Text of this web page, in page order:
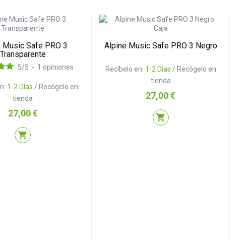
Music Safe PRO 3
Transparente
1-2 Días / Recógelo en
tienda
5/5 - 1 opiniones
Precio
27,00 €
shopping_cart
Alpine Music Safe PRO 3 Negro
Recíbelo en: 1-2 Días / Recógelo en
tienda
Precio
27,00 €
shopping_cart